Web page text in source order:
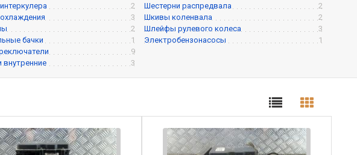
2
3
2
бачки
1
9
внутренние
3
Шестерни распредвала
2
Шкивы коленвала
2
Шлейфы рулевого колеса
3
Электробензонасосы
1